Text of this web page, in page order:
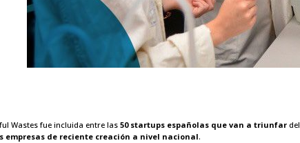
Wastes fue incluida entre las 50 startups españolas que van a triunfar
empresas de reciente creación a nivel nacional.